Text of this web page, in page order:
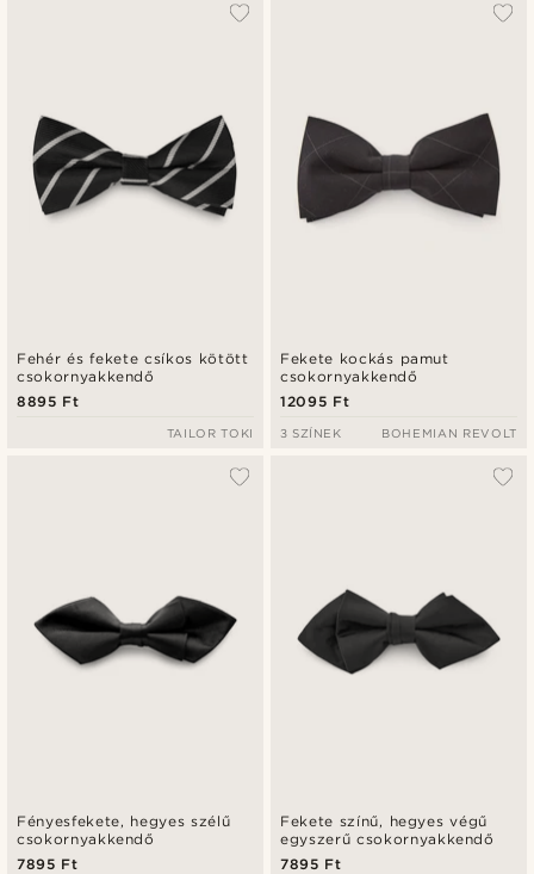
Fehér és fekete csíkos kötött
csokornyakkendő
8895 Ft
TAILOR TOKI
Fekete kockás pamut
csokornyakkendő
12095 Ft
3 SZÍNEK BOHEMIAN REVOLT
Fényesfekete, hegyes szélű
csokornyakkendő
7895 Ft
Fekete színű, hegyes végű
egyszerű csokornyakkendő
7895 Ft